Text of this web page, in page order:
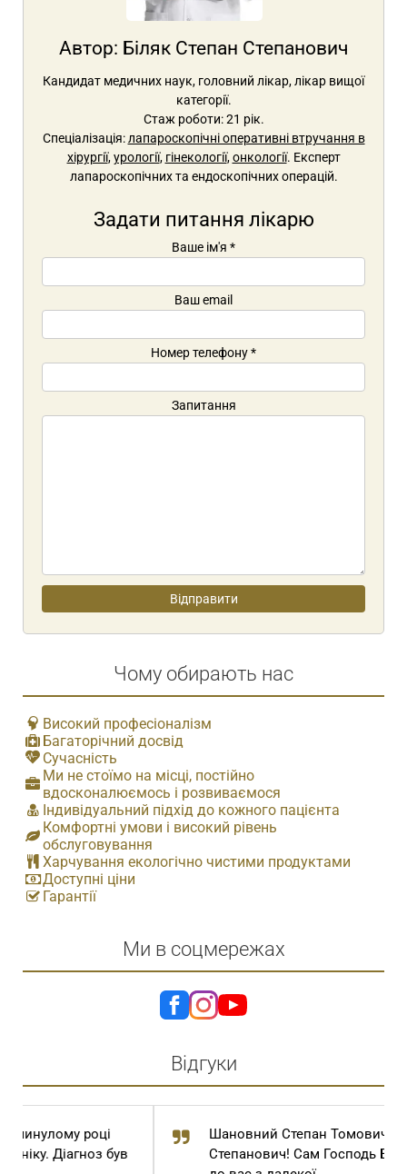
Автор: Біляк Степан Степанович
Кандидат медичних наук, головний лікар, лікар вищої
категорії.
Стаж роботи: 21 рік.
Спеціалізація:лапароскопічні оперативні втручання в
хірургії,урології, гінекології,онкології. Експерт
лапароскопічних та ендоскопічних операцій.
Задати питання лікарю
Ваше ім'я *
Ваш email
Номер телефону*
Запитання
Чому обирають нас
Високий професіоналізм
Багаторічний досвід
Сучасність
Ми не стоїмо на місці, постійно
вдосконалюємось і розвиваємося
Індивідуальний підхід до кожного пацієнта
Комфортні умови і високий рівень
обслуговування
Харчування екологічно чистими продуктами
Доступні ціни
Гарантії
Ми в соцмережах
Відгуки
Шановний Степан Томович та Степан
Степанович! Сам Господь Бог привів мене